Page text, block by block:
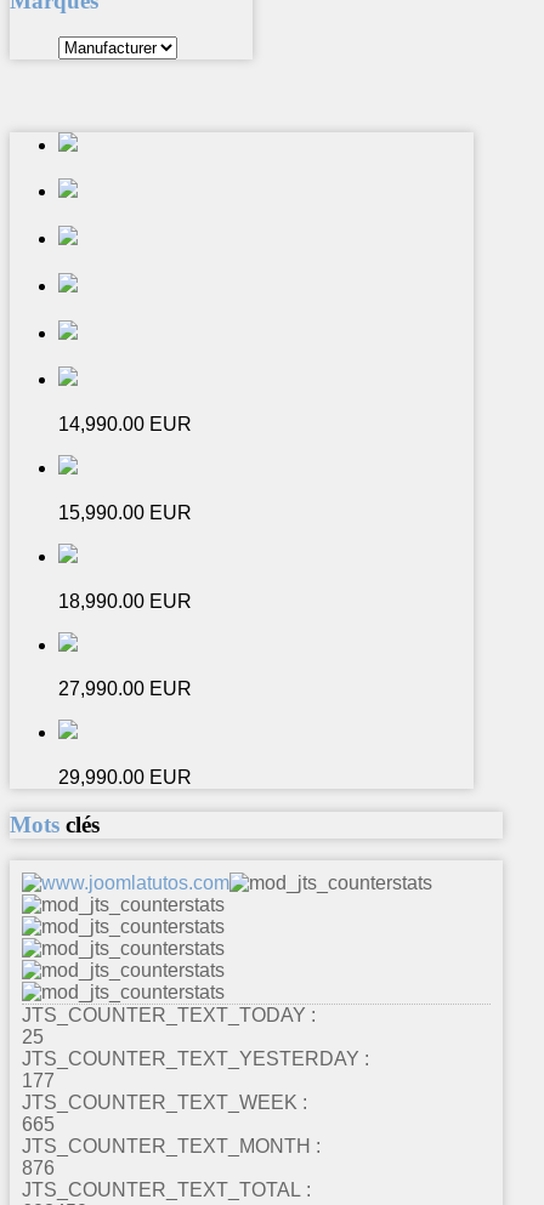
14,990.00 EUR
15,990.00 EUR
18,990.00 EUR
27,990.00 EUR
29,990.00 EUR
Mots clés
JTS_COUNTER_TEXT_TODAY :
25
JTS_COUNTER_TEXT_YESTERDAY :
177
JTS_COUNTER_TEXT_WEEK :
665
JTS_COUNTER_TEXT_MONTH :
876
JTS_COUNTER_TEXT_TOTAL :